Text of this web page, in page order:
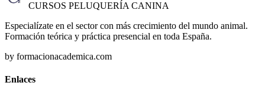
CURSOS PELUQUERÍA CANINA
Especialízate en el sector con más crecimiento del mundo animal.
Formación teórica y práctica presencial en toda España.
by formacionacademica.com
Enlaces